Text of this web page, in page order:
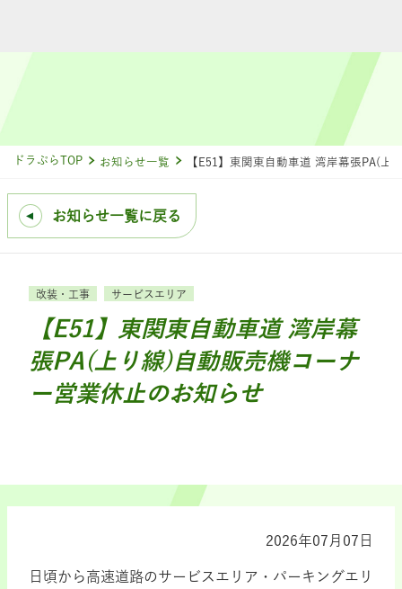
ドラぷらTOP お知らせ一覧 【E51】東関東自動車道 湾岸幕張PA(
お知らせ一覧に戻る
改装・工事 サービスエリア
【E51】東関東自動車道 湾岸幕
張PA(上り線)自動販売機コーナ
ー営業休止のお知らせ
2026年07月07日
日頃から高速道路のサービスエリア・パーキングエリ